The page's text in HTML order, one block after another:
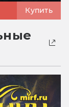
Купить